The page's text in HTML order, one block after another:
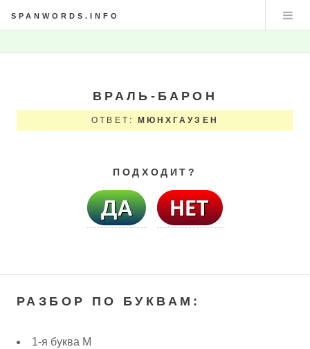
SPANWORDS.INFO
ВРАЛЬ-БАРОН
ОТВЕТ: МЮНХГАУЗЕН
ПОДХОДИТ?
РАЗБОР ПО БУКВАМ:
1-я буква М